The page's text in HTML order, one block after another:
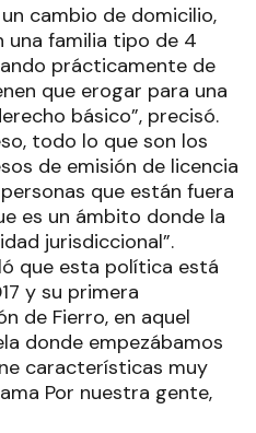
cambio de domicilio,
una familia tipo de 4
prácticamente de
que erogar para una
básico”, precisó.
todo lo que son los
de emisión de licencia
que están fuera
es un ámbito donde la
jurisdiccional”.
que esta política está
y su primera
de Fierro, en aquel
donde empezábamos
características muy
Por nuestra gente,